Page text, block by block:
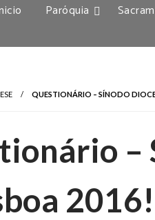
Paróquia
QUESTIONÁRIO – SÍNODO
–
2016!